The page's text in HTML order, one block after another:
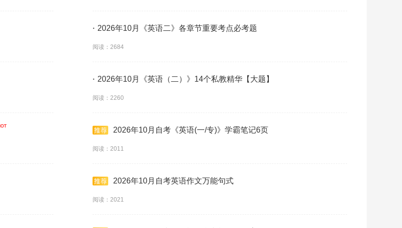
· 2026年10月《英语二》各章节重要考点必考题
阅读：2684
· 2026年10月《英语（二）》14个私教精华【大题】
阅读：2260
2026年10月自考《英语(一/专)》学霸笔记6页
阅读：2011
2026年10月自考英语作文万能句式
阅读：2021